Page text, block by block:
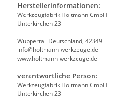
Herstellerinformationen:
Werkzeugfabrik Holtmann GmbH
Unterkirchen 23
Wuppertal, Deutschland, 42349
info@holtmann-werkzeuge.de
www.holtmann-werkzeuge.de
verantwortliche Person:
Werkzeugfabrik Holtmann GmbH
Unterkirchen 23